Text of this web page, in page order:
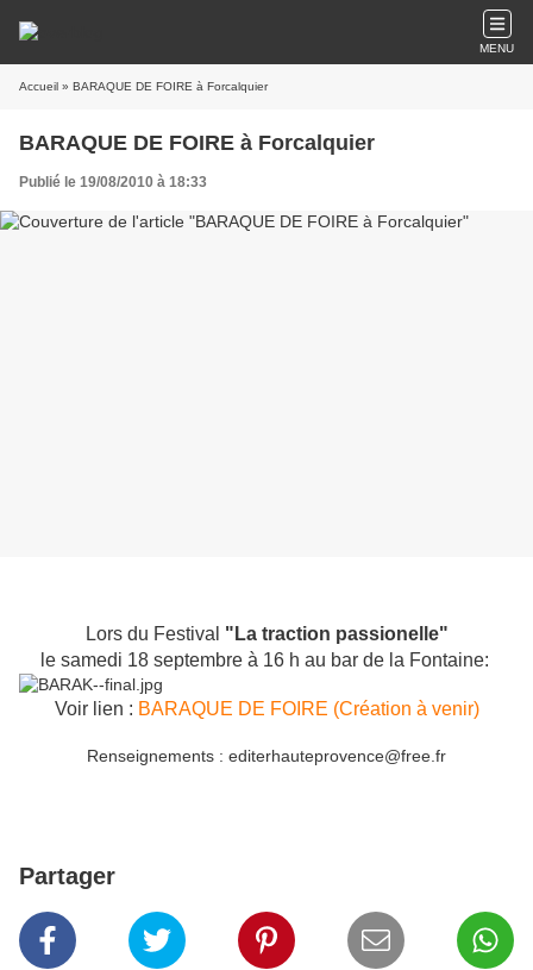
MENU
Accueil » BARAQUE DE FOIRE à Forcalquier
BARAQUE DE FOIRE à Forcalquier
Publié le 19/08/2010 à 18:33
Lors du Festival "La traction passionelle"
le samedi 18 septembre à 16 h au bar de la Fontaine:
Voir lien : BARAQUE DE FOIRE (Création à venir)
Renseignements : editerhauteprovence@free.fr
Partager